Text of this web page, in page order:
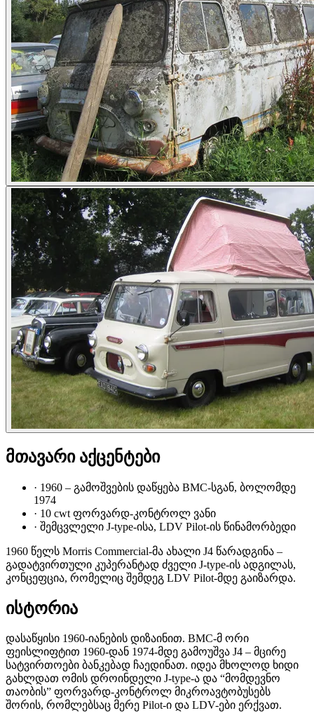
მთავარი აქცენტები
· 1960 – გამოშვების დაწყება BMC-სგან, ბოლომდე
1974
· 10 cwt ფორვარდ-კონტროლ ვანი
· შემცვლელი J-type-ისა, LDV Pilot-ის წინამორბედი
1960 წელს Morris Commercial-მა ახალი J4 წარადგინა –
გადატვირთული კუპერანტად ძველი J-type-ის ადგილას,
კონცეფცია, რომელიც შემდეგ LDV Pilot-მდე გაიზარდა.
ისტორია
დასაწყისი 1960-იანების დიზაინით. BMC-მ ორი
ფეისლიფტით 1960-დან 1974-მდე გამოუშვა J4 – მცირე
სატვირთოები ბანკებად ჩაედინათ. იდეა მხოლოდ ხიდი
გახლდათ ომის დროინდელი J-type-ა და “მომდევნო
თაობის” ფორვარდ-კონტროლ მიკროავტობუსებს
შორის, რომლებსაც მერე Pilot-ი და LDV-ები ერქვათ.